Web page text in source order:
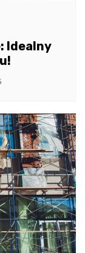
Idealny